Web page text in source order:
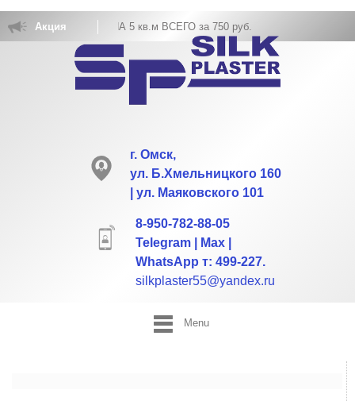
Акция
ОБОЕВ РАСХОД НА 5 кв.м ВСЕГО за 750 руб.
г. Омск,
ул. Б.Хмельницкого 160
| ул. Маяковского 101
8-950-782-88-05
Telegram | Max |
WhatsApp т: 499-227.
silkplaster55@yandex.ru
Menu